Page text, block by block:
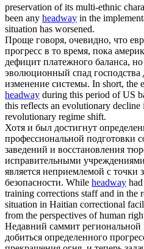
preservation of its multi-ethnic
been any headway in the
situation has worsened.
Проще говоря, очевидно, что
прогресс в то время, пока
дефицит платежного баланса, но
эволюционный спад
изменение системы. In short, the
headway during this period of US
this reflects an evolutionary
revolutionary regime shift.
Хотя и был достигнут
профессиональной подготовки
заведений и восстановления
исправительными
является неприемлемой с точки
безопасности. While headway
training corrections staff and in the
situation in Haitian correctional
from the perspectives of human
Недавний саммит
добиться определенного